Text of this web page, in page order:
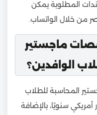
المطلوبة يمكن
من خلال الواتساب.
ماجستير
الوافدين؟
المحاسبة للطلاب
في مصر حوالي 4500 دولار أمريكي سنويًا، بالإضافة